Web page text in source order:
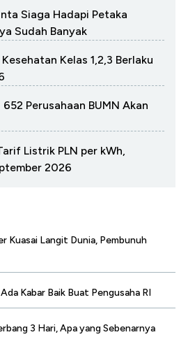
Siaga Hadapi Petaka
Sudah Banyak
Kelas 1,2,3 Berlaku
Perusahaan BUMN Akan
Listrik PLN per kWh,
2026
Kuasai Langit Dunia, Pembunuh
Kabar Baik Buat Pengusaha RI
3 Hari, Apa yang Sebenarnya